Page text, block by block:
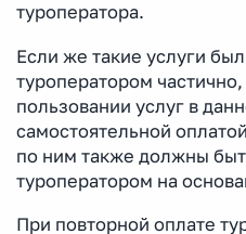
туроператора.
Если же такие услуги
туроператором
пользовании услуг в
самостоятельной
по ним также должны
туроператором на
При повторной оплате